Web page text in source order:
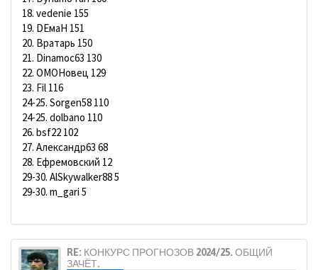
18. vedenie 155
19. DЕмаН 151
20. Вратарь 150
21. Dinamoc63 130
22. ОМОНовец 129
23. Fil 116
24-25. Sorgen58 110
24-25. dolbano 110
26. bsf22 102
27. Александр63 68
28. Ефремовский 12
29-30. AlSkywalker88 5
29-30. m_gari 5
RE: КОНКУРС ПРОГНОЗОВ 2024/25. ОБЩИЙ
ЗАЧЁТ.